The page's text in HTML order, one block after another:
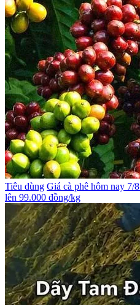
Tiêu dùng Giá cà phê hôm nay 7/
lên 99.000 đồng/kg